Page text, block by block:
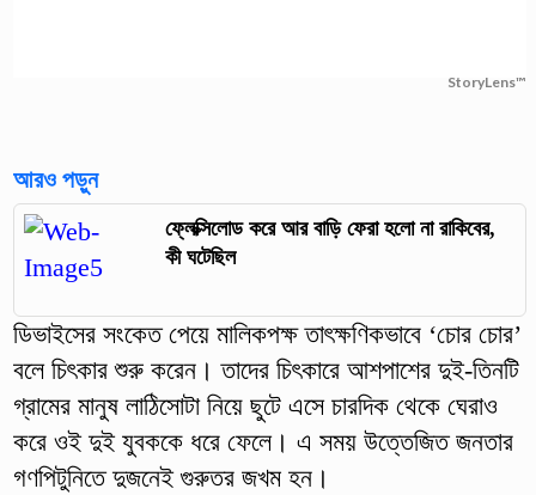
StoryLens™
আরও পড়ুন
ফ্লেক্সিলোড করে আর বাড়ি ফেরা হলো না রাকিবের,
কী ঘটেছিল
ডিভাইসের সংকেত পেয়ে মালিকপক্ষ তাৎক্ষণিকভাবে ‘চোর চোর’
বলে চিৎকার শুরু করেন। তাদের চিৎকারে আশপাশের দুই-তিনটি
গ্রামের মানুষ লাঠিসোটা নিয়ে ছুটে এসে চারদিক থেকে ঘেরাও
করে ওই দুই যুবককে ধরে ফেলে। এ সময় উত্তেজিত জনতার
গণপিটুনিতে দুজনেই গুরুতর জখম হন।